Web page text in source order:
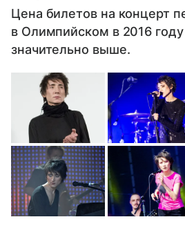
Цена билетов на концерт
в Олимпийском в 2016
значительно выше.